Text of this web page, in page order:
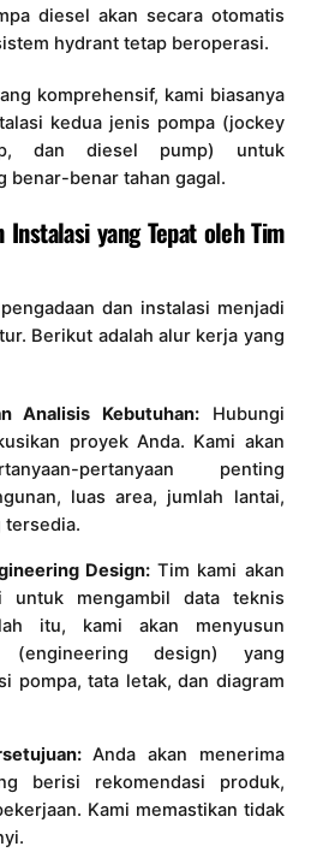
diesel akan secara otomatis
hydrant tetap beroperasi.
komprehensif, kami biasanya
kedua jenis pompa (jockey
dan diesel pump) untuk
benar-benar tahan gagal.
yang Tepat oleh Tim
dan instalasi menjadi
Berikut adalah alur kerja yang
Analisis Kebutuhan: Hubungi
proyek Anda. Kami akan
pertanyaan penting
luas area, jumlah lantai,
tersedia.
Design:Tim kami akan
untuk mengambil data teknis
itu, kami akan menyusun
(engineering design) yang
pompa, tata letak, dan diagram
Anda akan menerima
berisi rekomendasi produk,
Kami memastikan tidak